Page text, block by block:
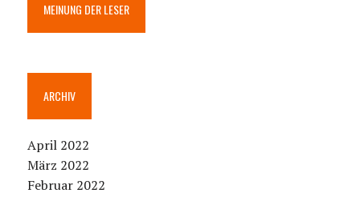
MEINUNG DER LESER
ARCHIV
April 2022
März 2022
Februar 2022